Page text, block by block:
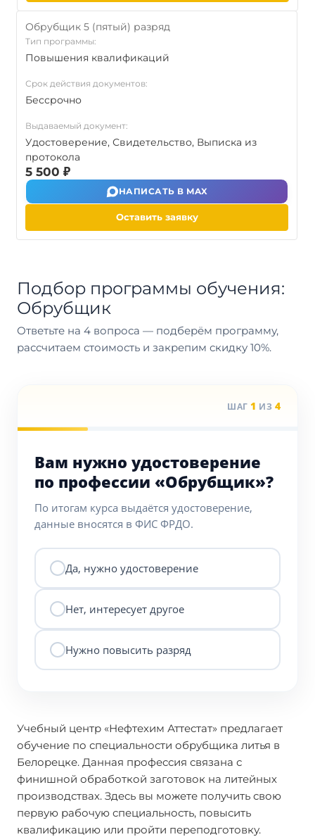
Обрубщик 5 (пятый) разряд
Тип программы:
Повышения квалификаций
Срок действия документов:
Бессрочно
Выдаваемый документ:
Удостоверение, Свидетельство, Выписка из
протокола
5 500 ₽
НАПИСАТЬ В MAX
Оставить заявку
Подбор программы обучения:
Обрубщик
Ответьте на 4 вопроса — подберём программу,
рассчитаем стоимость и закрепим скидку 10%.
ШАГ 1 ИЗ 4
Вам нужно удостоверение
по профессии «Обрубщик»?
По итогам курса выдаётся удостоверение,
данные вносятся в ФИС ФРДО.
Да, нужно удостоверение
Нет, интересует другое
Нужно повысить разряд
Учебный центр «Нефтехим Аттестат» предлагает
обучение по специальности обрубщика литья в
Белорецке. Данная профессия связана с
финишной обработкой заготовок на литейных
производствах. Здесь вы можете получить свою
первую рабочую специальность, повысить
квалификацию или пройти переподготовку.